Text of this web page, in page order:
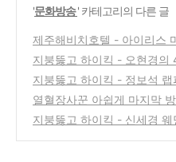
'문화방송' 카테고리의 다른 글
제주해비치호텔 - 아이리스
(사진보기)
(0)
지붕뚫고 하이킥 - 오현경의
티 (사진보기)
(0)
지붕뚫고 하이킥 - 정보석 랩
열혈장사꾼 아쉽게 마지막
지붕뚫고 하이킥 - 신세경 웨